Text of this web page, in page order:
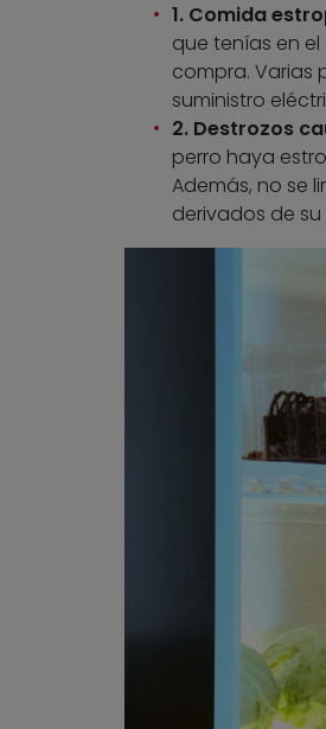
1. Comida
que tenías en
compra. Varias
suministro
2. Destrozos
perro haya
Además, no se
derivados de